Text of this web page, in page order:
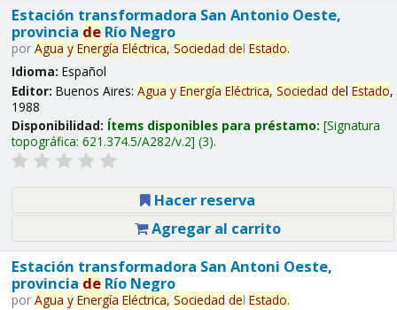
Estación transformadora San Antonio Oeste,
provincia deRío Negro
por Agua y Energía Eléctrica, Sociedad del Estado.
Idioma: Español
Editor: Buenos Aires: Agua y Energía Eléctrica, Sociedad del Estado,
1988
Disponibilidad: Ítems disponibles para préstamo: Signatura
topográfica: 621.374.5/A282/v.2 (3).
Hacer reserva
Agregar al carrito
Estación transformadora San Antoni Oeste,
provincia deRío Negro
por Agua y Energía Eléctrica, Sociedad del Estado.